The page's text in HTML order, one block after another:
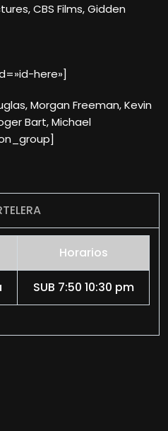
CBS Films, Gidden
here»]
Morgan Freeman, Kevin
Bart, Michael
Horarios
SUB 7:50 10:30 pm